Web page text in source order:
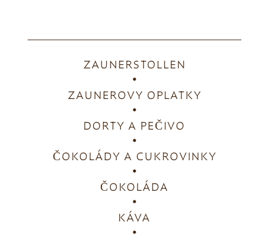
ZAUNERSTOLLEN
ZAUNEROVY OPLATKY
DORTY A PEČIVO
ČOKOLÁDY A CUKROVINKY
ČOKOLÁDA
KÁVA